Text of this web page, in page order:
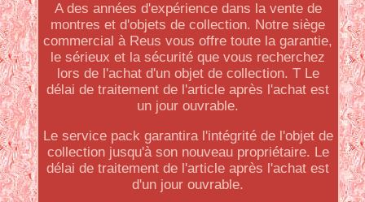
A des années d'expérience dans la vente de
montres et d'objets de collection. Notre siège
commercial à Reus vous offre toute la garantie,
le sérieux et la sécurité que vous recherchez
lors de l'achat d'un objet de collection. T Le
délai de traitement de l'article après l'achat est
un jour ouvrable.
Le service pack garantira l'intégrité de l'objet de
collection jusqu'à son nouveau propriétaire. Le
délai de traitement de l'article après l'achat est
d'un jour ouvrable.